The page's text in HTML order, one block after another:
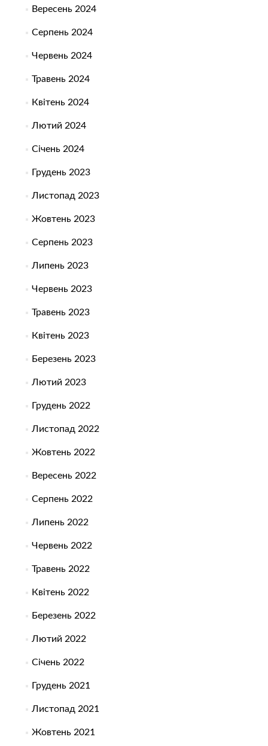
Вересень 2024
Серпень 2024
Червень 2024
Травень 2024
Квітень 2024
Лютий 2024
Січень 2024
Грудень 2023
Листопад 2023
Жовтень 2023
Серпень 2023
Липень 2023
Червень 2023
Травень 2023
Квітень 2023
Березень 2023
Лютий 2023
Грудень 2022
Листопад 2022
Жовтень 2022
Вересень 2022
Серпень 2022
Липень 2022
Червень 2022
Травень 2022
Квітень 2022
Березень 2022
Лютий 2022
Січень 2022
Грудень 2021
Листопад 2021
Жовтень 2021